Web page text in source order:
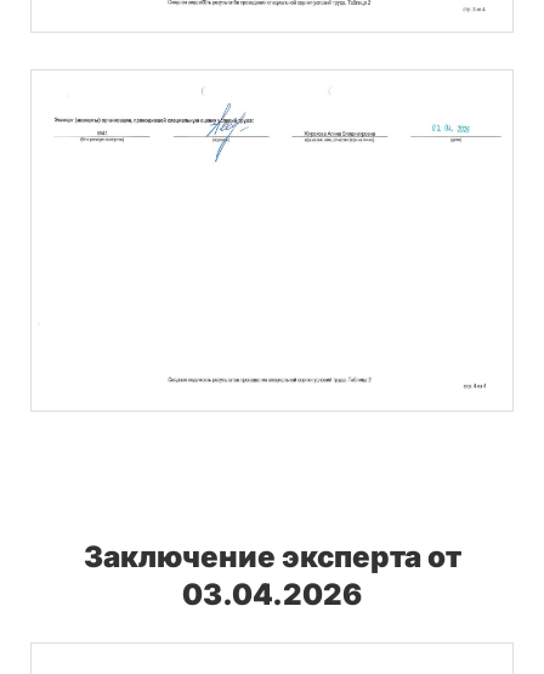
Заключение эксперта от
03.04.2026